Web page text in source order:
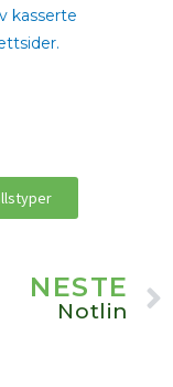
kasserte
NESTE
Notlin